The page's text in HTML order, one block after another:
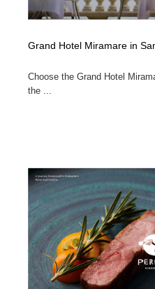
Grand Hotel Miramare in
Choose the Grand Hotel
the ...